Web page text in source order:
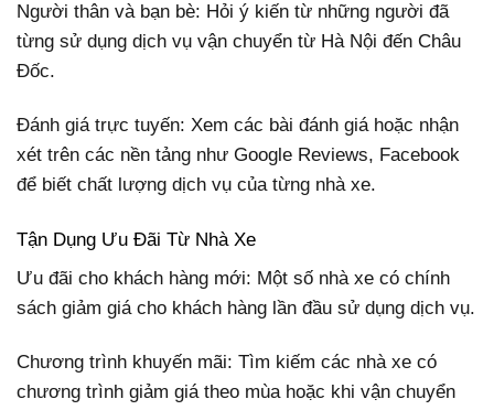
Người thân và bạn bè: Hỏi ý kiến từ những người đã
từng sử dụng dịch vụ vận chuyển từ Hà Nội đến Châu
Đốc.
Đánh giá trực tuyến: Xem các bài đánh giá hoặc nhận
xét trên các nền tảng như Google Reviews, Facebook
để biết chất lượng dịch vụ của từng nhà xe.
Tận Dụng Ưu Đãi Từ Nhà Xe
Ưu đãi cho khách hàng mới: Một số nhà xe có chính
sách giảm giá cho khách hàng lần đầu sử dụng dịch vụ.
Chương trình khuyến mãi: Tìm kiếm các nhà xe có
chương trình giảm giá theo mùa hoặc khi vận chuyển